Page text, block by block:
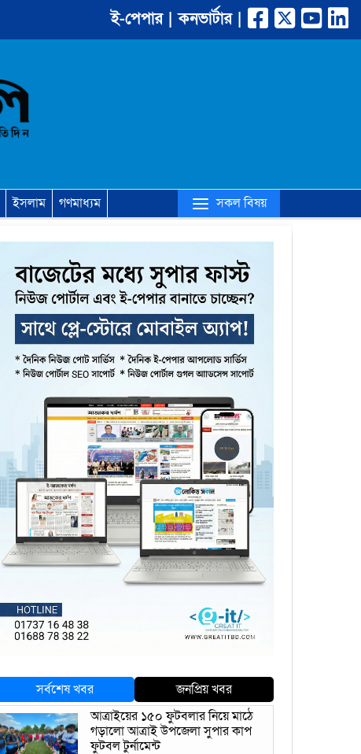
ই-পেপার |
(current) কনভার্টার |
ইসলাম গণমাধ্যম সকল বিষয়
সর্বশেষ খবর
জনপ্রিয় খবর
আত্রাইয়ের ১৫০ ফুটবলার নিয়ে মাঠে
গড়ালো আত্রাই উপজেলা সুপার কাপ
ফুটবল টুর্নামেন্ট